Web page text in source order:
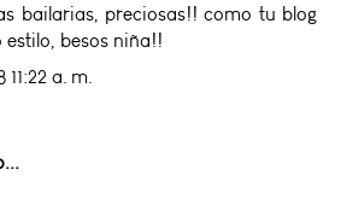
bailarias, preciosas!! como tu blog
besos niña!!
a. m.